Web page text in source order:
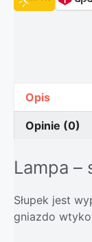
Opis
Opinie (0)
Lampa –
Słupek jest
gniazdo